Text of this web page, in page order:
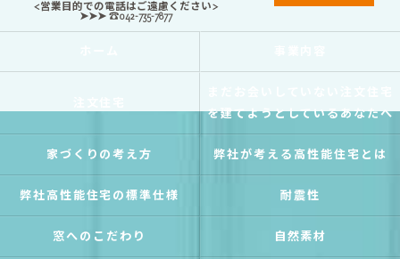
<営業目的での電話はご遠慮ください>
➤➤➤ ☎042-735-7877
を建てようとしているあなたへ
家づくりの考え方 弊社が考える高性能住宅とは
弊社高性能住宅の標準仕様 耐震性
窓へのこだわり 自然素材